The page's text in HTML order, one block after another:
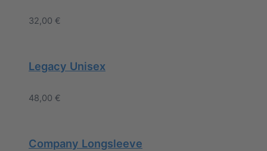
32,00 €
Legacy Unisex
48,00 €
Company Longsleeve